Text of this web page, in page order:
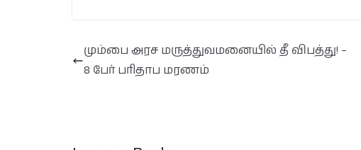
மும்பை அரச மருத்துவமனையில் தீ விபத்து! –
8 பேர் பரிதாப மரணம்